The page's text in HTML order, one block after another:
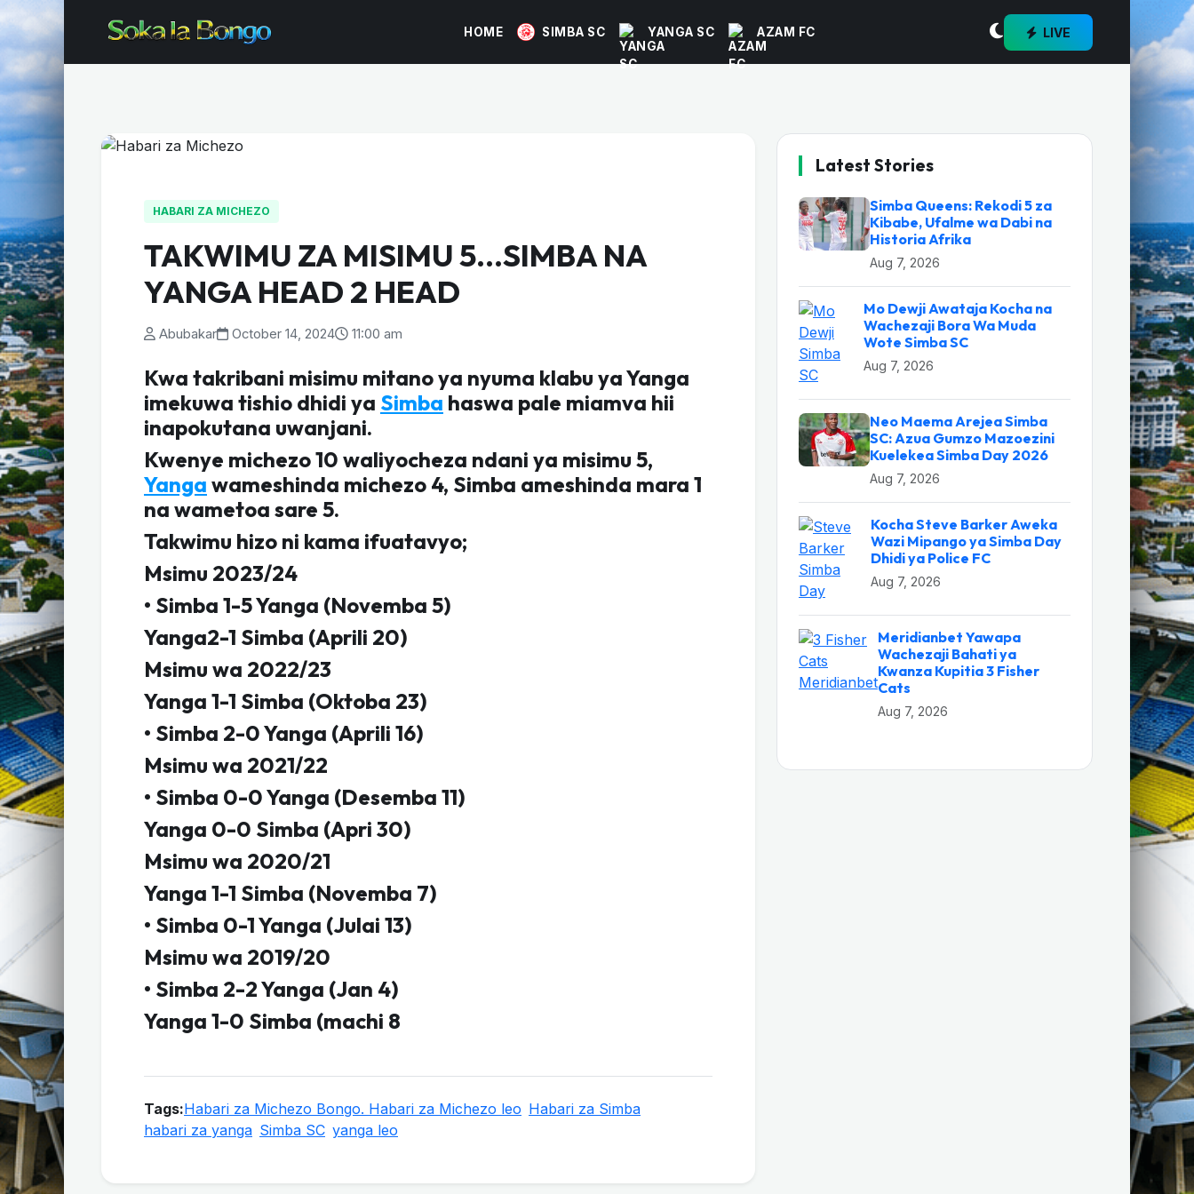
HOME SIMBA SC YANGA SC AZAM FC LIVE
HABARI ZA MICHEZO
TAKWIMU ZA MISIMU 5…SIMBA NA
YANGA HEAD 2 HEAD
Abubakar October 14, 2024 11:00 am
Kwa takribani misimu mitano ya nyuma klabu ya Yanga
imekuwa tishio dhidi ya Simba haswa pale miamva hii
inapokutana uwanjani.
Kwenye michezo 10 waliyocheza ndani ya misimu 5,
Yanga wameshinda michezo 4, Simba ameshinda mara 1
na wametoa sare 5.
Takwimu hizo ni kama ifuatavyo;
Msimu 2023/24
• Simba 1-5 Yanga (Novemba 5)
Yanga2-1 Simba (Aprili 20)
Msimu wa 2022/23
Yanga 1-1 Simba (Oktoba 23)
• Simba 2-0 Yanga (Aprili 16)
Msimu wa 2021/22
• Simba 0-0 Yanga (Desemba 11)
Yanga 0-0 Simba (Apri 30)
Msimu wa 2020/21
Yanga 1-1 Simba (Novemba 7)
• Simba 0-1 Yanga (Julai 13)
Msimu wa 2019/20
• Simba 2-2 Yanga (Jan 4)
Yanga 1-0 Simba (machi 8
Tags:Habari za Michezo Bongo. Habari za Michezo leo Habari za Simba
habari za yanga Simba SC yanga leo
Latest Stories
Simba Queens: Rekodi 5 za
Kibabe, Ufalme wa Dabi na
Historia Afrika
Aug 7, 2026
Mo Dewji Awataja Kocha na
Wachezaji Bora Wa Muda
Wote Simba SC
Aug 7, 2026
Neo Maema Arejea Simba
SC: Azua Gumzo Mazoezini
Kuelekea Simba Day 2026
Aug 7, 2026
Kocha Steve Barker Aweka
Wazi Mipango ya Simba Day
Dhidi ya Police FC
Aug 7, 2026
Meridianbet Yawapa
Wachezaji Bahati ya
Kwanza Kupitia 3 Fisher
Cats
Aug 7, 2026